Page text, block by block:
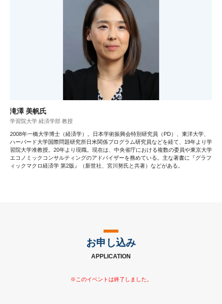
滝澤 美帆氏
学習院大学 経済学部 教授
2008年一橋大学博士（経済学）。日本学術振興会特別研究員（PD）、東洋大学、
ハーバード大学国際問題研究所日米関係プログラム研究員などを経て、19年より学
習院大学准教授。20年より現職。現在は、中央省庁における複数の委員や東京大学
エコノミックコンサルティングのアドバイザーを務めている。主な著書に『グラフ
ィックマクロ経済学 第2版』（新世社、宮川努氏と共著）などがある。
お申し込み
APPLICATION